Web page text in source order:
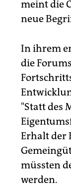
meint die
neue
In ihrem
die
"Statt des
Erhalt der
müssten
werden.